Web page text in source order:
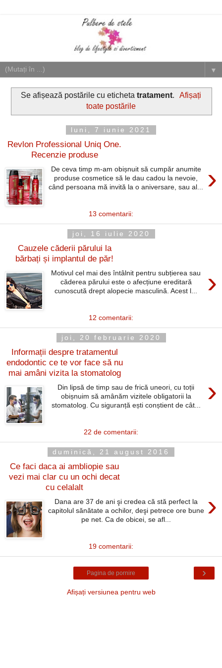
▼
Se afișează postările cu eticheta tratament.
Afișați
toate postările
luni, 7 iunie 2021
Revlon Professional Uniq One.
Recenzie produse
›
De ceva timp m-am obișnuit să cumpăr anumite
produse cosmetice să le dau cadou la nevoie,
când persoana mă invită la o aniversare, sau al...
13 comentarii:
joi, 16 iulie 2020
Cauzele căderii părului la
bărbați și implantul de păr!
›
Motivul cel mai des întâlnit pentru subțierea sau
căderea părului este o afecțiune ereditară
cunoscută drept alopecie masculină. Acest l...
12 comentarii:
joi, 20 februarie 2020
Informații despre tratamentul
endodontic ce te vor face să nu
mai amâni vizita la stomatolog
›
Din lipsă de timp sau de frică uneori, cu toții
obișnuim să amânăm vizitele obligatorii la
stomatolog. Cu siguranță ești conștient de cât...
22 de comentarii:
duminică, 21 august 2016
Ce faci daca ai ambliopie sau
vezi mai clar cu un ochi decat
cu celalalt
›
Dana are 37 de ani şi credea că stă perfect la
capitolul sănătate a ochilor, deşi petrece ore bune
pe net. Ca de obicei, se afl...
19 comentarii:
›
Pagina de pornire
Afișați versiunea pentru web